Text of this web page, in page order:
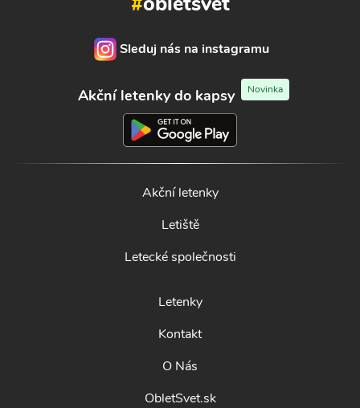
Sleduj nás na instagramu
Akční letenky do kapsy Novinka
Akční letenky
Letiště
Letecké společnosti
Letenky
Kontakt
O Nás
ObletSvet.sk